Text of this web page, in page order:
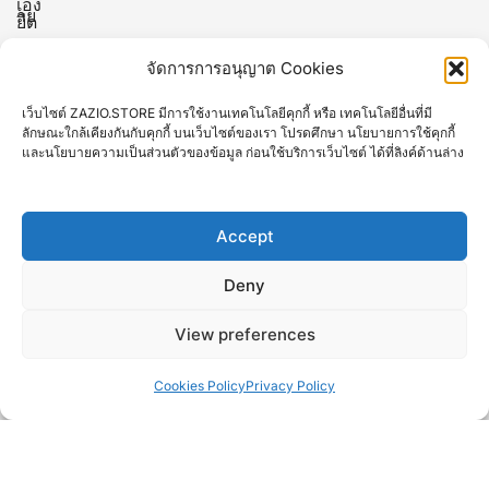
จัดการการอนุญาต Cookies
เว็บไซต์ ZAZIO.STORE มีการใช้งานเทคโนโลยีคุกกี้ หรือ เทคโนโลยีอื่นที่มี
ลักษณะใกล้เคียงกันกับคุกกี้ บนเว็บไซต์ของเรา โปรดศึกษา นโยบายการใช้คุกกี้
และนโยบายความเป็นส่วนตัวของข้อมูล ก่อนใช้บริการเว็บไซต์ ได้ที่ลิงค์ด้านล่าง
Accept
Deny
View preferences
Cookies PolicyPrivacy Policy
10 พิกัดชมซากุระที่ “โตเกียว” 2025-2026 ทีต้องไป
สักครั้ง
13 พิกัดที่เที่ยวในไต้หวัน (TAIWAN)
10 ที่เที่ยวเกียวโต Kyoto ยอดฮิตที่คนไทยชอบไป